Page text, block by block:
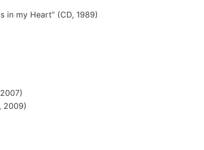
in my Heart” (CD, 1989)
2009)